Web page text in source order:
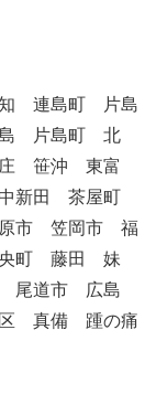
連島町 片島
片島町 北
笹沖 東富
新田 茶屋町
市 笠岡市 福
町 藤田 妹
尾道市 広島
真備 踵の痛